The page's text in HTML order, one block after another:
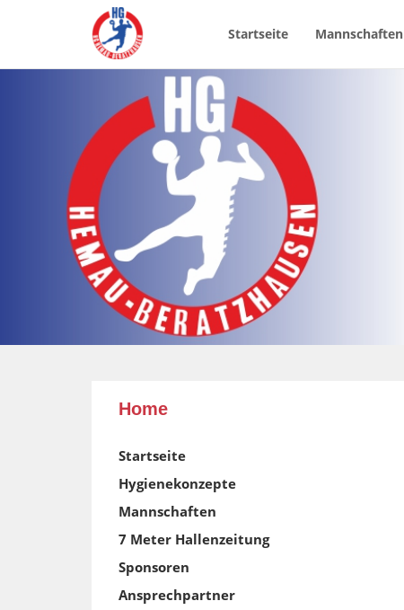
Startseite Mannschaften
Home
Startseite
Hygienekonzepte
Mannschaften
7 Meter Hallenzeitung
Sponsoren
Ansprechpartner